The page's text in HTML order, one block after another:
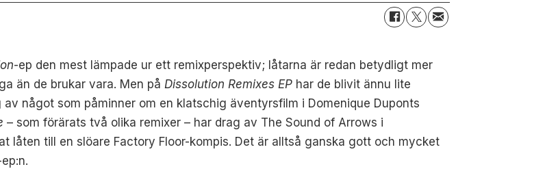
-ep den mest lämpade ur ett remixperspektiv; låtarna är redan betydligt mer
än de brukar vara. Men på Dissolution Remixes EP har de blivit ännu lite
något som påminner om en klatschig äventyrsfilm i Domenique Duponts
– som förärats två olika remixer – har drag av The Sound of Arrows i
låten till en slöare Factory Floor-kompis. Det är alltså ganska gott och mycket